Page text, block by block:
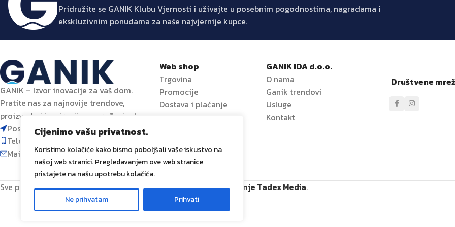
Cijenimo vašu privatnost.
Koristimo kolačiće kako bismo poboljšali vaše iskustvo na
našoj web stranici. Pregledavanjem ove web stranice
pristajete na našu upotrebu kolačića.
Ne prihvatam Prihvati
Pridružite se GANIK Klubu Vjernosti i uživajte u posebnim pogodnostima, nagradama i
ekskluzivnim ponudama za naše najvjernije kupce.
GANIK – Izvor inovacije za vaš dom.
Pratite nas za najnovije trendove,
proizvode i inspiraciju za uređenje doma.
Poslovni centar 96-2, 72250 Vitez
Telefon: 063 392 382
Mail: shop@ganik.ba
Web shop
Trgovina
Promocije
Dostava i plaćanje
Prati narudžbu
GANIK IDA d.o.o.
O nama
Ganik trendovi
Usluge
Kontakt
Društvene
Sve prava zadržanaGANIKIDA D.O.O. Vitez2024Izrada i održavanje Tadex Media.